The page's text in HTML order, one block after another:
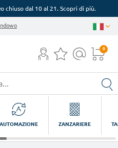
chiuso dal 10 al 21. Scopri di più.
0
AUTOMAZIONE ZANZARIERE